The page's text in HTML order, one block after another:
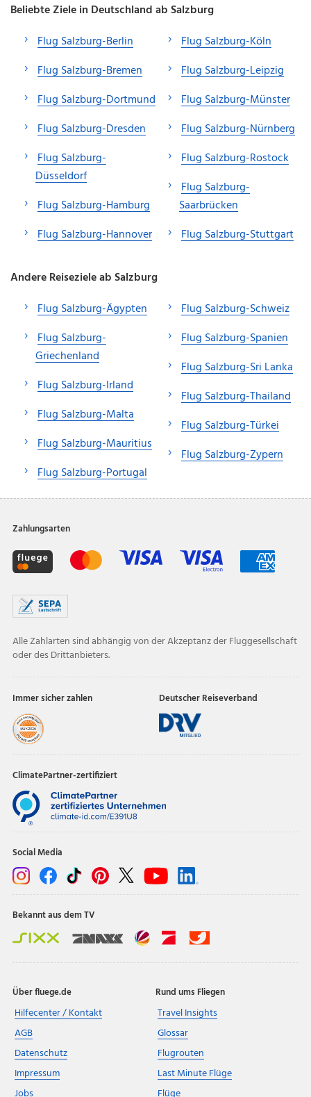
Beliebte Ziele in Deutschland ab Salzburg
Flug Salzburg-Berlin
Flug Salzburg-Bremen
Flug Salzburg-Dortmund
Flug Salzburg-Dresden
Flug Salzburg-
Düsseldorf
Flug Salzburg-Hamburg
Flug Salzburg-Hannover
Flug Salzburg-Köln
Flug Salzburg-Leipzig
Flug Salzburg-Münster
Flug Salzburg-Nürnberg
Flug Salzburg-Rostock
Flug Salzburg-
Saarbrücken
Flug Salzburg-Stuttgart
Andere Reiseziele ab Salzburg
Flug Salzburg-Ägypten
Flug Salzburg-
Griechenland
Flug Salzburg-Irland
Flug Salzburg-Malta
Flug Salzburg-Mauritius
Flug Salzburg-Portugal
Flug Salzburg-Schweiz
Flug Salzburg-Spanien
Flug Salzburg-Sri Lanka
Flug Salzburg-Thailand
Flug Salzburg-Türkei
Flug Salzburg-Zypern